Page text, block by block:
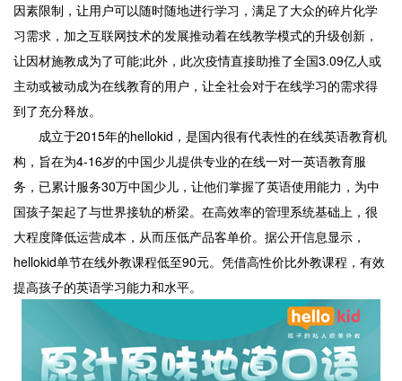
因素限制，让用户可以随时随地进行学习，满足了大众的碎片化学
习需求，加之互联网技术的发展推动着在线教学模式的升级创新，
让因材施教成为了可能;此外，此次疫情直接助推了全国3.09亿人或
主动或被动成为在线教育的用户，让全社会对于在线学习的需求得
到了充分释放。
成立于2015年的hellokid，是国内很有代表性的在线英语教育机
构，旨在为4-16岁的中国少儿提供专业的在线一对一英语教育服
务，已累计服务30万中国少儿，让他们掌握了英语使用能力，为中
国孩子架起了与世界接轨的桥梁。在高效率的管理系统基础上，很
大程度降低运营成本，从而压低产品客单价。据公开信息显示，
hellokid单节在线外教课程低至90元。凭借高性价比外教课程，有效
提高孩子的英语学习能力和水平。